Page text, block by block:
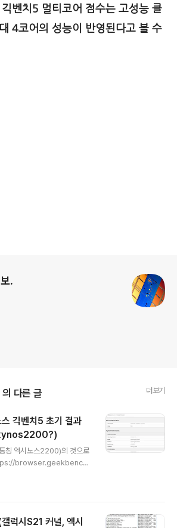
긱벤치5 멀티코어 점수는 고성능 클
4코어의 성능이 반영된다고 볼 수
.
의 다른 글 더보기
긱벤치5 초기 결과
칭 엑시노스2200)의 것으로
browser.geekbench.
여서 그 후속작으로 보임.
이 8GB인건 잡음이 나올만한
럭시S21 커널, 엑시